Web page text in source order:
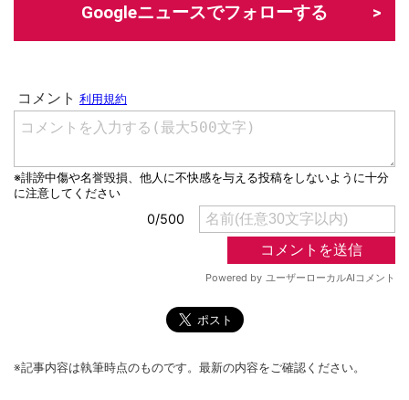
Googleニュースでフォローする
※記事内容は執筆時点のものです。最新の内容をご確認ください。